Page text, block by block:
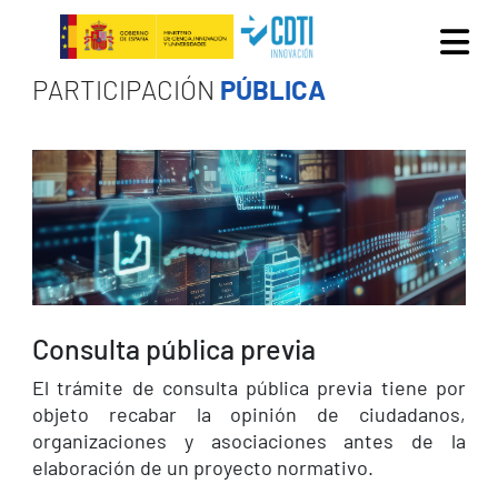
Pasar al contenido principal
PARTICIPACIÓN PÚBLICA
Consulta pública previa
El trámite de consulta pública previa tiene por
objeto recabar la opinión de ciudadanos,
organizaciones y asociaciones antes de la
elaboración de un proyecto normativo.